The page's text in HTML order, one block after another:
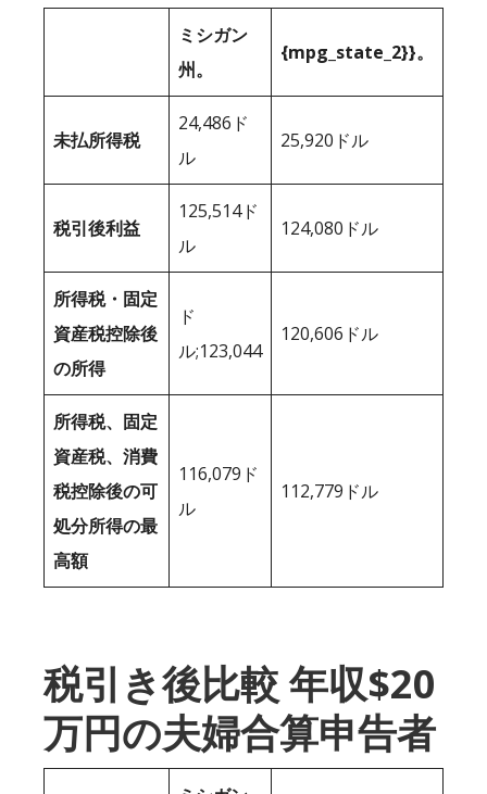
ミシガン
州。
{mpg_state_2}}。
未払所得税
24,486ド
ル
25,920ドル
税引後利益
125,514ド
ル
124,080ドル
所得税・固定
資産税控除後
の所得
ド
ル;123,044
120,606ドル
所得税、固定
資産税、消費
税控除後の可
処分所得の最
高額
116,079ド
ル
112,779ドル
税引き後比較 年収$20
万円の夫婦合算申告者